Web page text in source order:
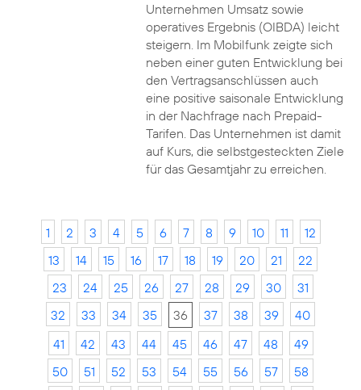
Unternehmen Umsatz sowie
operatives Ergebnis (OIBDA) leicht
steigern. Im Mobilfunk zeigte sich
neben einer guten Entwicklung bei
den Vertragsanschlüssen auch
eine positive saisonale Entwicklung
in der Nachfrage nach Prepaid-
Tarifen. Das Unternehmen ist damit
auf Kurs, die selbstgesteckten Ziele
für das Gesamtjahr zu erreichen.
1 2 3 4 5 6 7 8 9 10 11
12
13
14 15 16 17 18 19 20 21
22
23
24 25 26 27 28 29 30
31
32
33 34 35 36 37 38 39
40
41
42 43 44 45 46 47 48
49
50
51 52 53 54 55 56 57
58